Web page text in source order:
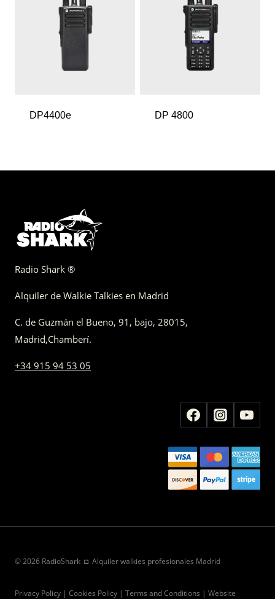
DP4400e DP 4800
Radio Shark ®
Alquiler de Walkie Talkies en Madrid
C. de Guzmán el Bueno, 91, bajo, 28015,
Madrid,Chamberí.
+34 915 94 53 05
© 2026 RadioShark ◘ Alquiler walkies profesionales Madrid
Privacy Policy | Cookies Policy | Terms and Conditions | Website